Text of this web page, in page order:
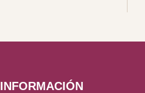
INFORMACIÓN